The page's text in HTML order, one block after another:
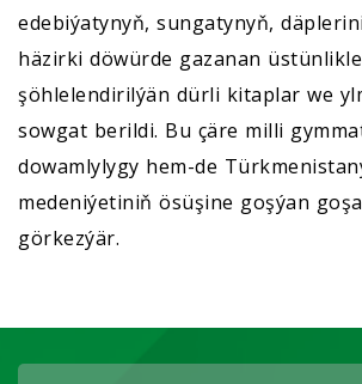
edebiýatynyň, sungatynyň,
häzirki döwürde gazanan
şöhlelendirilýän dürli kitaplar we
sowgat berildi. Bu çäre milli
dowamlylygy hem-de
medeniýetiniň ösüşine goşýan
görkezýär.